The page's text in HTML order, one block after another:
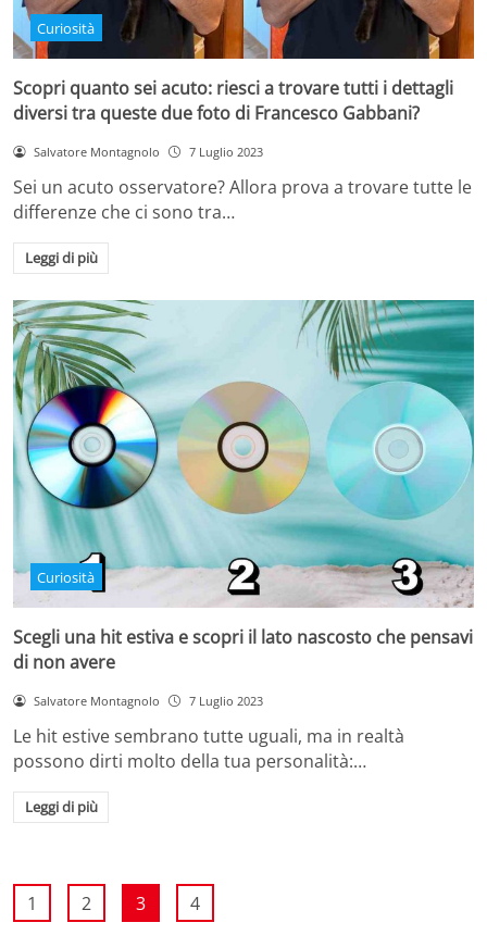
Curiosità
Scopri quanto sei acuto: riesci a trovare tutti i dettagli
diversi tra queste due foto di Francesco Gabbani?
Salvatore Montagnolo 7 Luglio 2023
Sei un acuto osservatore? Allora prova a trovare tutte le
differenze che ci sono tra…
Leggi di più
Curiosità
Scegli una hit estiva e scopri il lato nascosto che pensavi
di non avere
Salvatore Montagnolo 7 Luglio 2023
Le hit estive sembrano tutte uguali, ma in realtà
possono dirti molto della tua personalità:…
Leggi di più
1 2 3 4